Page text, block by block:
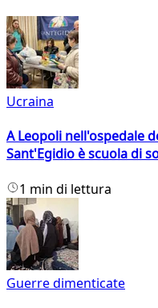
Ucraina
A Leopoli nell'ospedale
Sant'Egidio è scuola di
1 min di lettura
Guerre dimenticate